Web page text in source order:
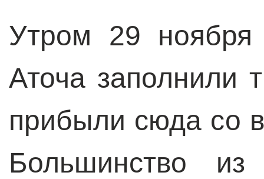
Утром 29
Аточа заполнили
прибыли сюда со
Большинство